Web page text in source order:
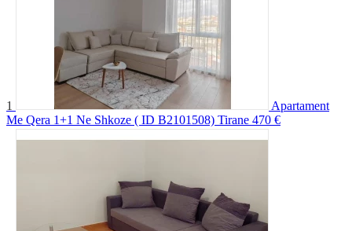
1
Apartament
Me Qera 1+1 Ne Shkoze ( ID B2101508) Tirane 470 €